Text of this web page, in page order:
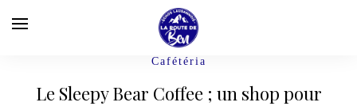
Cafétéria
Le Sleepy Bear Coffee ; un shop pour